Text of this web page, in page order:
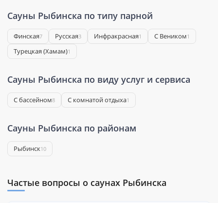
Сауны Рыбинска по типу парной
Финская7 Русская3 Инфракрасная1 С Веником1
Турецкая (Хамам)1
Сауны Рыбинска по виду услуг и сервиса
С бассейном8 С комнатой отдыха1
Сауны Рыбинска по районам
Рыбинск10
Частые вопросы о саунах Рыбинска